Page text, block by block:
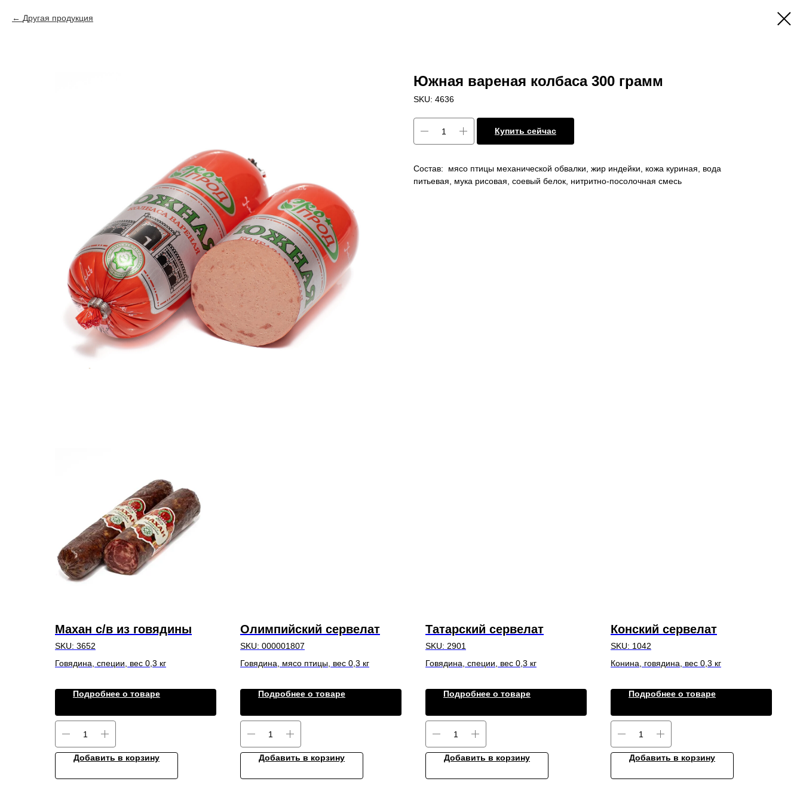
Другая продукция
Южная вареная колбаса 300 грамм
SKU: 4636
Купить сейчас
Состав: мясо птицы механической обвалки, жир индейки, кожа куриная, вода
питьевая, мука рисовая, соевый белок, нитритно-посолочная смесь
Махан с/в из говядины
SKU: 3652
Говядина, специи, вес 0,3 кг
Подробнее о товаре
Добавить в корзину
Олимпийский сервелат
SKU: 000001807
Говядина, мясо птицы, вес 0,3 кг
Подробнее о товаре
Добавить в корзину
Татарский сервелат
SKU: 2901
Говядина, специи, вес 0,3 кг
Подробнее о товаре
Добавить в корзину
Конский сервелат
SKU: 1042
Конина, говядина, вес 0,3 кг
Подробнее о товаре
Добавить в корзину